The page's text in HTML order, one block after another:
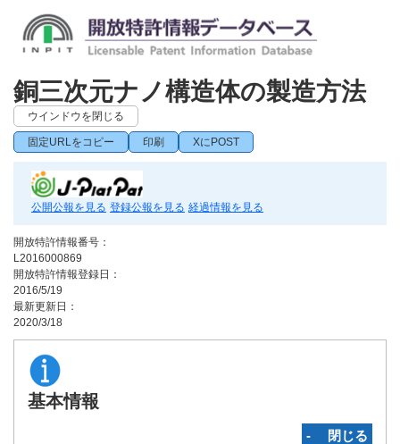
銅三次元ナノ構造体の製造方法
ウインドウを閉じる
固定URLをコピー 印刷 XにPOST
公開公報を見る 登録公報を見る 経過情報を見る
開放特許情報番号：
L2016000869
開放特許情報登録日：
2016/5/19
最新更新日：
2020/3/18
基本情報
‐ 閉じる